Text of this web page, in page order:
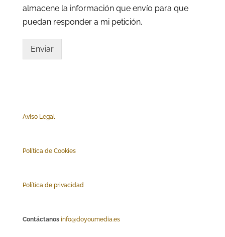
almacene la información que envío para que
puedan responder a mi petición.
Enviar
Aviso Legal
Política de Cookies
Política de privacidad
Contáctanos info@doyoumedia.es